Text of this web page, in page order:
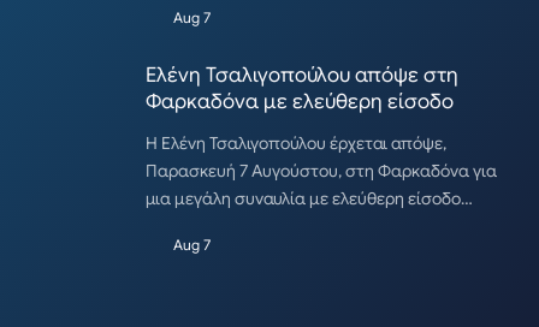
Aug 7
Ελένη Τσαλιγοπούλου απόψε στη
Φαρκαδόνα με ελεύθερη είσοδο
Η Ελένη Τσαλιγοπούλου έρχεται απόψε,
Παρασκευή 7 Αυγούστου, στη Φαρκαδόνα για
μια μεγάλη συναυλία με ελεύθερη είσοδο…
Aug 7